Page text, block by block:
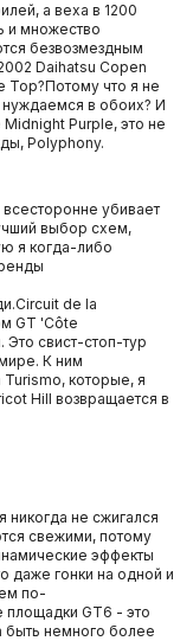
а веха в 1200
и множество
безвозмездным
Daihatsu Copen
Top?Потому что я не
в обоих? И
Purple, это не
Polyphony.
убивает
выбор схем,
я когда-либо
de la
GT 'Côte
Это свист-стоп-тур
К ним
Turismo, которые, я
Hill возвращается в
никогда не сжигался
свежими, потому
эффекты
даже гонки на одной и
по-
GT6 - это
быть немного более